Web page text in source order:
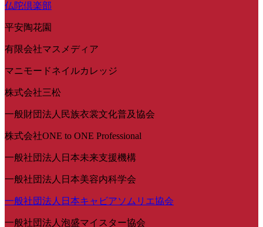
仏陀倶楽部
平安陶花園
有限会社マスメディア
マニモードネイルカレッジ
株式会社三松
一般財団法人民族衣裳文化普及協会
株式会社ONE to ONE Professional
一般社団法人日本未来支援機構
一般社団法人日本美容内科学会
一般社団法人日本キャビアソムリエ協会
一般社団法人泡盛マイスター協会